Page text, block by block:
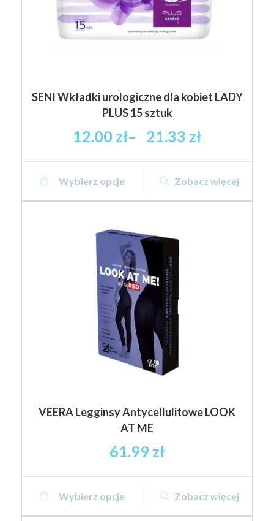
produktu
SENI Wkładki urologiczne dla kobiet LADY
PLUS 15 sztuk
12.00 zł– 21.33 zł
Zakres
od
12.00 zł
brutto
21.33 zł
brutto
Wybierz opcje
produkt
ma
Zobacz więcej
VEERA Legginsy Antycellulitowe LOOK
AT ME
61.99 zł
Wybierz opcje
produkt
ma
Zobacz więcej